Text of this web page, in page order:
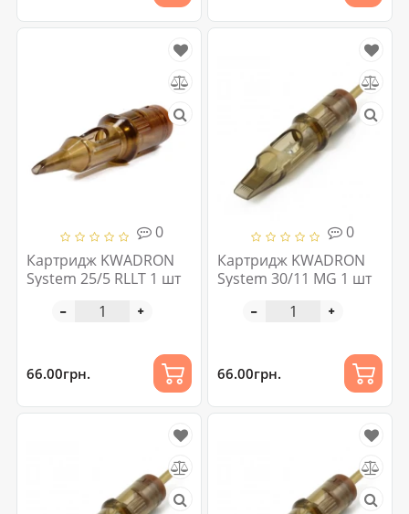
0
Картридж KWADRON
System 25/5 RLLT 1 шт
66.00грн.
0
Картридж KWADRON
System 30/11 MG 1 шт
66.00грн.